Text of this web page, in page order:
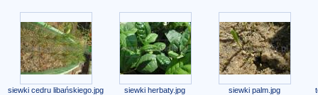
siewki cedru libańskiego.jpg siewki herbaty.jpg siewki palm.jpg